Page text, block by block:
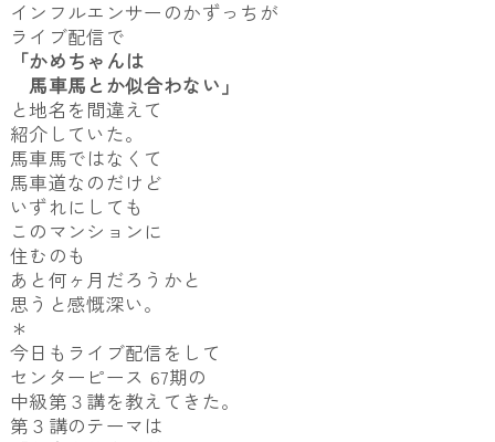
インフルエンサーのかずっちが
ライブ配信で
「かめちゃんは
馬車馬とか似合わない」
と地名を間違えて
紹介していた。
馬車馬ではなくて
馬車道なのだけど
いずれにしても
このマンションに
住むのも
あと何ヶ月だろうかと
思うと感慨深い。
＊
今日もライブ配信をして
センターピース 67期の
中級第３講を教えてきた。
第３講のテーマは